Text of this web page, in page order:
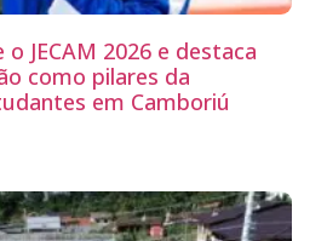
o JECAM 2026 e destaca
como pilares da
em Camboriú